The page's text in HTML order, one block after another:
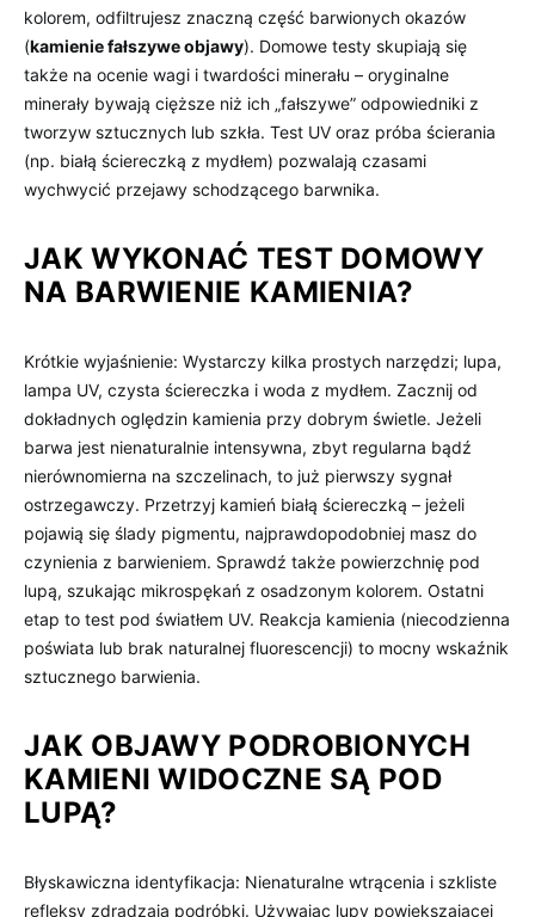
kolorem, odfiltrujesz znaczną część barwionych okazów
(kamienie fałszywe objawy). Domowe testy skupiają się
także na ocenie wagi i twardości minerału – oryginalne
minerały bywają cięższe niż ich „fałszywe” odpowiedniki z
tworzyw sztucznych lub szkła. Test UV oraz próba ścierania
(np. białą ściereczką z mydłem) pozwalają czasami
wychwycić przejawy schodzącego barwnika.
JAK WYKONAĆ TEST DOMOWY
NA BARWIENIE KAMIENIA?
Krótkie wyjaśnienie: Wystarczy kilka prostych narzędzi; lupa,
lampa UV, czysta ściereczka i woda z mydłem. Zacznij od
dokładnych oględzin kamienia przy dobrym świetle. Jeżeli
barwa jest nienaturalnie intensywna, zbyt regularna bądź
nierównomierna na szczelinach, to już pierwszy sygnał
ostrzegawczy. Przetrzyj kamień białą ściereczką – jeżeli
pojawią się ślady pigmentu, najprawdopodobniej masz do
czynienia z barwieniem. Sprawdź także powierzchnię pod
lupą, szukając mikrospękań z osadzonym kolorem. Ostatni
etap to test pod światłem UV. Reakcja kamienia (niecodzienna
poświata lub brak naturalnej fluorescencji) to mocny wskaźnik
sztucznego barwienia.
JAK OBJAWY PODROBIONYCH
KAMIENI WIDOCZNE SĄ POD
LUPĄ?
Błyskawiczna identyfikacja: Nienaturalne wtrącenia i szkliste
refleksy zdradzają podróbki. Używając lupy powiększającej